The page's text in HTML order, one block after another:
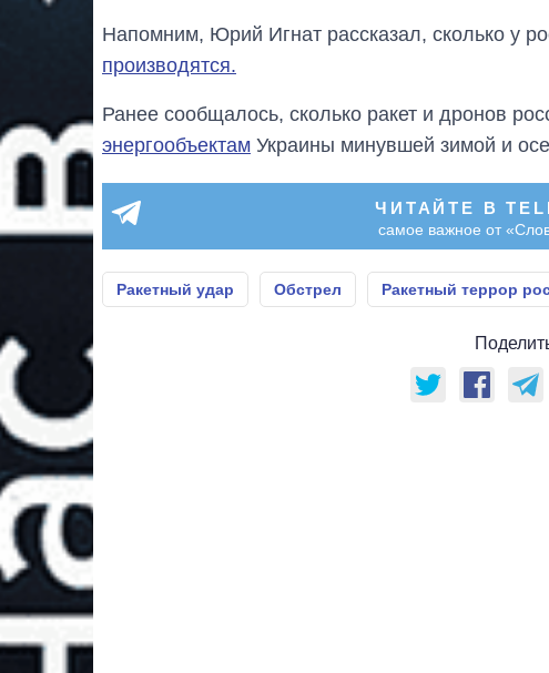
Напомним, Юрий Игнат рассказал, сколько у
производятся.
Ранее сообщалось, сколько ракет и дронов
энергообъектам Украины минувшей зимой и
ЧИТАЙТЕ В
самое важное от
Ракетный удар Обстрел Ракетный террор